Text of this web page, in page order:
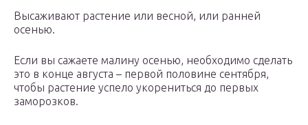
Высаживают растение или весной, или ранней
осенью.
Если вы сажаете малину осенью, необходимо сделать
это в конце августа – первой половине сентября,
чтобы растение успело укорениться до первых
заморозков.